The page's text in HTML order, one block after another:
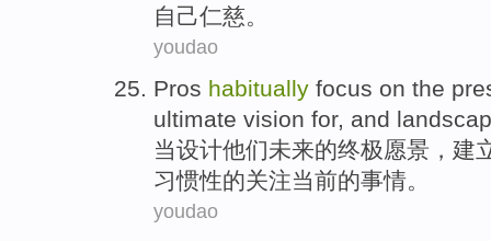
自己仁慈。
youdao
Pros habitually focus on the
ultimate vision for, and
当设计他们未来的终极愿景 ， 建
习惯性的关注当前的事情。
youdao